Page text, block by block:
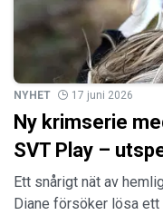
NYHET 17 juni 2026
Ny krimserie
SVT Play –
Ett snårigt nät av
Diane försöker lösa ett